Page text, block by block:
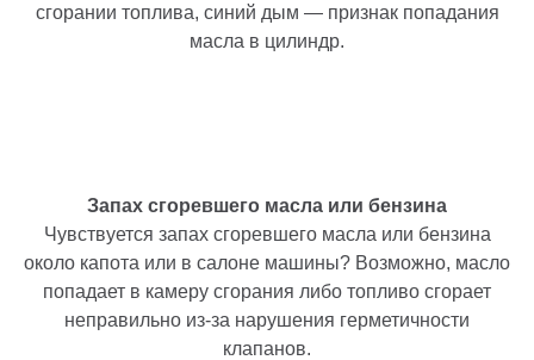
сгорании топлива, синий дым — признак попадания
масла в цилиндр.
Запах сгоревшего масла или бензина
Чувствуется запах сгоревшего масла или бензина
около капота или в салоне машины? Возможно, масло
попадает в камеру сгорания либо топливо сгорает
неправильно из-за нарушения герметичности
клапанов.